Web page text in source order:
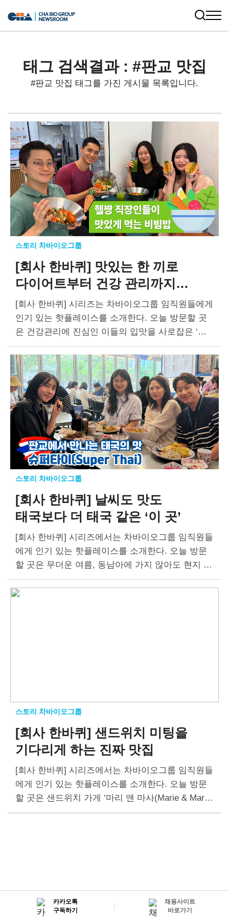
태그 검색결과 : #판교 맛집
#판교 맛집 태그를 가진 게시물 목록입니다.
스토리 차바이오그룹
[회사 한바퀴] 맛있는 한 끼로
다이어트부터 건강 관리까지
‘하이라이트 키친’
[회사 한바퀴] 시리즈는 차바이오그룹 임직원들에게
인기 있는 핫플레이스를 소개한다. 오늘 방문할 곳
은 건강관리에 진심인 이들의 입맛을 사로잡은 ‘하
이라이트 키친(Hilight Kitchen)’이다. 맛과 영양, 동
시에 추구 권성택 선임(차바이오텍 경영지원팀)과
양승아 선임(차바이오텍 RA/QA팀)은 회사에서…
스토리 차바이오그룹
[회사 한바퀴] 날씨도 맛도
태국보다 더 태국 같은 ‘이 곳’
[회사 한바퀴] 시리즈에서는 차바이오그룹 임직원들
에게 인기 있는 핫플레이스를 소개한다. 오늘 방문
할 곳은 무더운 여름, 동남아에 가지 않아도 현지 맛
을 그대로 느낄 수 있는 태국음식 맛집 ‘슈퍼타이(Su
per Thai)’다. 동남아 20년 거주자도…
스토리 차바이오그룹
[회사 한바퀴] 샌드위치 미팅을
기다리게 하는 진짜 맛집
[회사 한바퀴] 시리즈에서는 차바이오그룹 임직원들
에게 인기 있는 핫플레이스를 소개한다. 오늘 방문
할 곳은 샌드위치 가게 ‘마리 앤 마사(Marie & Marth
a)’다. 건강한 재료와 세심한 서비스로 차바이오그
카카오톡
구독하기
채용사이트
바로가기